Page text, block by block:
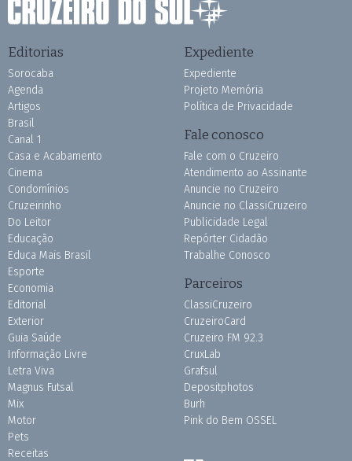
Editorias
Sorocaba
Agenda
Artigos
Brasil
Canal 1
Casa e Acabamento
Cinema
Condomínios
Cruzeirinho
Do Leitor
Educação
Educa Mais Brasil
Esporte
Economia
Editorial
Exterior
Guia Saúde
Informação Livre
Letra Viva
Magnus Futsal
Mix
Motor
Pets
Receitas
Expediente
Expediente
Projeto Memória
Política de Privacidade
Fale conosco
Fale com o Cruzeiro
Atendimento ao Assinante
Anuncie no Cruzeiro
Anuncie no ClassiCruzeiro
Publicidade Legal
Repórter Cidadão
Trabalhe Conosco
Parceiros
ClassiCruzeiro
CruzeiroCard
Cruzeiro FM 92.3
CruxLab
Grafsul
Depositphotos
Burh
Pink do Bem OSSEL